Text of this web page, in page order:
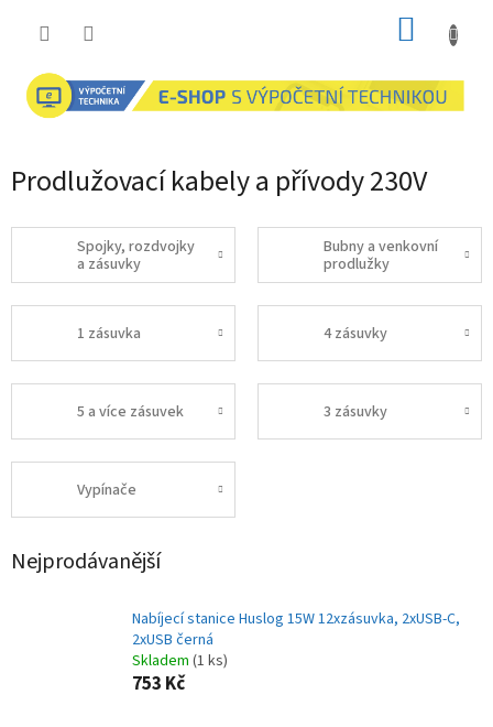
Prodlužovací kabely a přívody 230V
Spojky, rozdvojky
a zásuvky
Bubny a venkovní
prodlužky
1 zásuvka 4 zásuvky
5 a více zásuvek 3 zásuvky
Vypínače
Nejprodávanější
Nabíjecí stanice Huslog 15W 12xzásuvka, 2xUSB-C,
2xUSB černá
Skladem (1 ks)
753 Kč